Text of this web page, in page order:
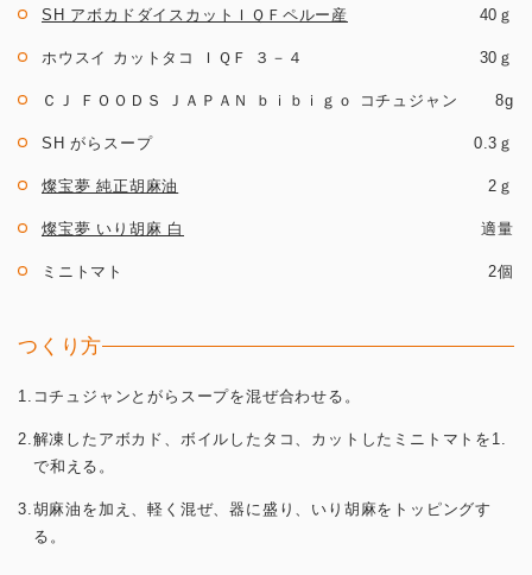
SH アボカドダイスカットＩＱＦペルー産 40ｇ
ホウスイ カットタコ ＩＱＦ ３－４ 30ｇ
ＣＪ ＦＯＯＤＳ ＪＡＰＡＮ ｂｉｂｉｇｏ コチュジャン 8g
SH がらスープ 0.3ｇ
燦宝夢 純正胡麻油 2ｇ
燦宝夢 いり胡麻 白 適量
ミニトマト 2個
つくり方
1.コチュジャンとがらスープを混ぜ合わせる。
2.解凍したアボカド、ボイルしたタコ、カットしたミニトマトを1.
で和える。
3.胡麻油を加え、軽く混ぜ、器に盛り、いり胡麻をトッピングす
る。